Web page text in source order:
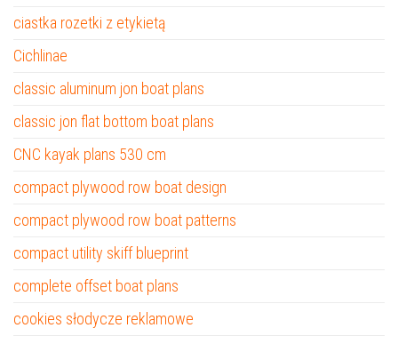
ciastka rozetki z etykietą
Cichlinae
classic aluminum jon boat plans
classic jon flat bottom boat plans
CNC kayak plans 530 cm
compact plywood row boat design
compact plywood row boat patterns
compact utility skiff blueprint
complete offset boat plans
cookies słodycze reklamowe